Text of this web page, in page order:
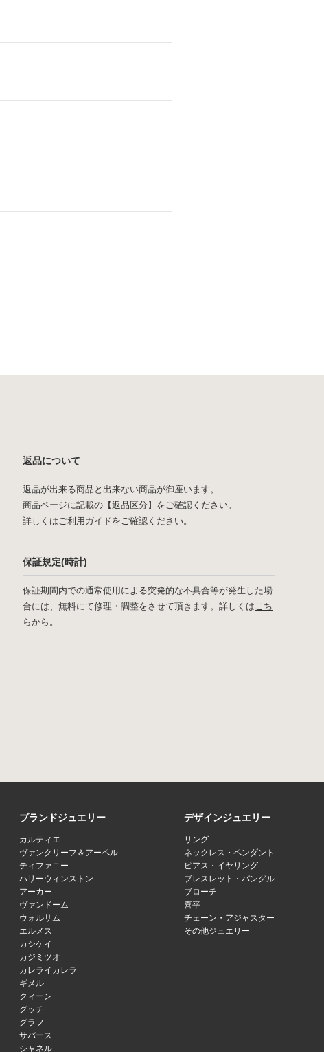
返品について
返品が出来る商品と出来ない商品が御座います。
商品ページに記載の【返品区分】をご確認ください。
詳しくはご利用ガイドをご確認ください。
保証規定(時計)
保証期間内での通常使用による突発的な不具合等が発生した場
合には、無料にて修理・調整をさせて頂きます。詳しくはこち
らから。
ブランドジュエリー
カルティエ
ヴァンクリーフ＆アーペル
ティファニー
ハリーウィンストン
アーカー
ヴァンドーム
ウォルサム
エルメス
カシケイ
カジミツオ
カレライカレラ
ギメル
クィーン
グッチ
グラフ
サバース
シャネル
デザインジュエリー
リング
ネックレス・ペンダント
ピアス・イヤリング
ブレスレット・バングル
ブローチ
喜平
チェーン・アジャスター
その他ジュエリー